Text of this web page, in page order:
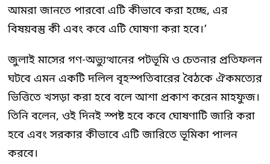
আমরা জানতে পারবো এটি কীভাবে করা হচ্ছে, এর
বিষয়বস্তু কী এবং কবে এটি ঘোষণা করা হবে।’
জুলাই মাসের গণ-অভ্যুত্থানের পটভূমি ও চেতনার প্রতিফলন
ঘটবে এমন একটি দলিল বৃহস্পতিবারের বৈঠকে ঐকমত্যের
ভিত্তিতে খসড়া করা হবে বলে আশা প্রকাশ করেন মাহফুজ।
তিনি বলেন, ওই দিনই স্পষ্ট হবে কবে ঘোষণাটি জারি করা
হবে এবং সরকার কীভাবে এটি জারিতে ভূমিকা পালন
করবে।